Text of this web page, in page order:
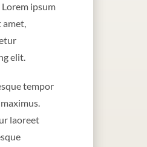
Lorem ipsum
elit.
tempor
laoreet